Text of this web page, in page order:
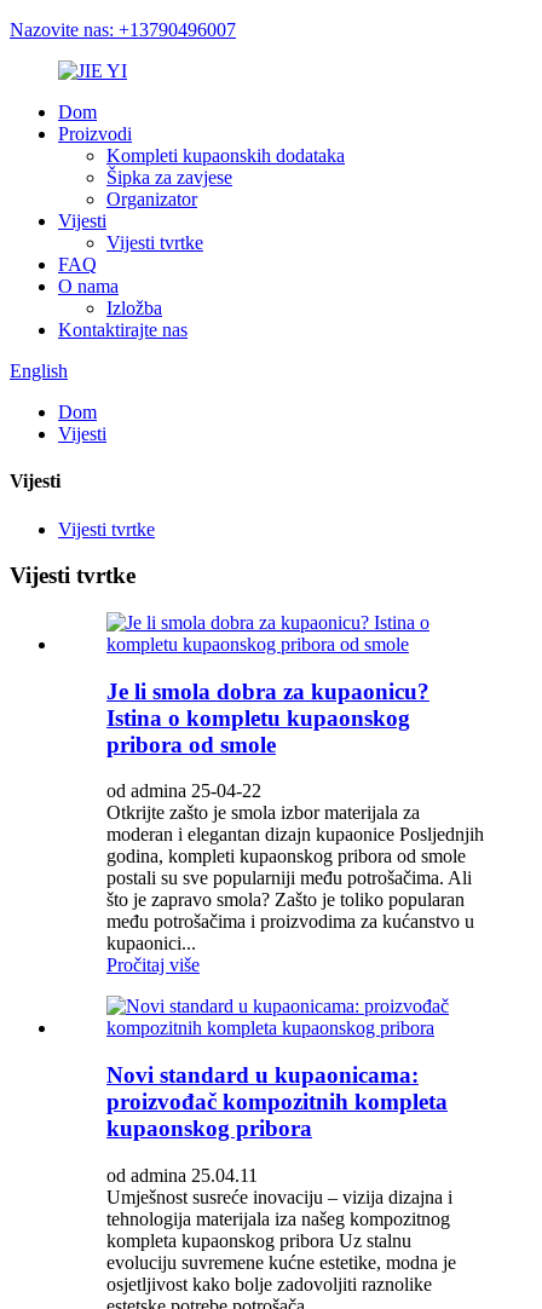
Nazovite nas: +13790496007
Dom
Proizvodi
Kompleti kupaonskih dodataka
Šipka za zavjese
Organizator
Vijesti
Vijesti tvrtke
FAQ
O nama
Izložba
Kontaktirajte nas
English
Dom
Vijesti
Vijesti
Vijesti tvrtke
Vijesti tvrtke
Je li smola dobra za kupaonicu?
Istina o kompletu kupaonskog
pribora od smole
od admina 25-04-22
Otkrijte zašto je smola izbor materijala za
moderan i elegantan dizajn kupaonice Posljednjih
godina, kompleti kupaonskog pribora od smole
postali su sve popularniji među potrošačima. Ali
što je zapravo smola? Zašto je toliko popularan
među potrošačima i proizvodima za kućanstvo u
kupaonici...
Pročitaj više
Novi standard u kupaonicama:
proizvođač kompozitnih kompleta
kupaonskog pribora
od admina 25.04.11
Umješnost susreće inovaciju – vizija dizajna i
tehnologija materijala iza našeg kompozitnog
kompleta kupaonskog pribora Uz stalnu
evoluciju suvremene kućne estetike, modna je
osjetljivost kako bolje zadovoljiti raznolike